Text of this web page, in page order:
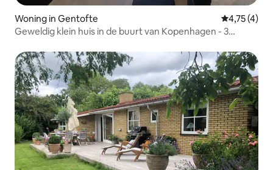
Woning in Gentofte
4,75 (4)
Geweldig klein huis in de buurt van Kopenhagen - 3